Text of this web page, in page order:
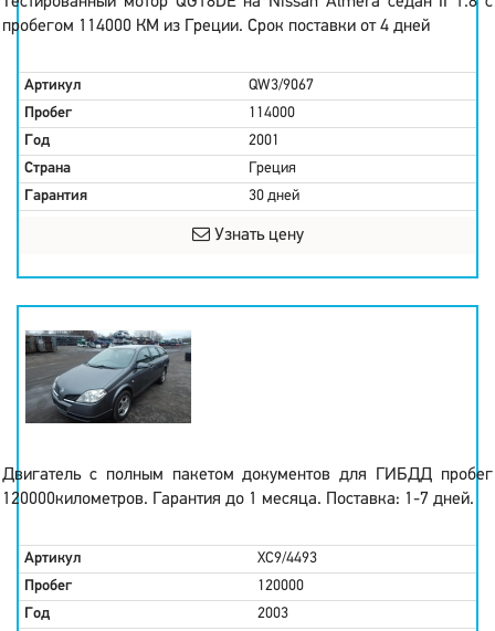
пробегом 114000 КМ из Греции. Срок поставки от 4 дней
Артикул
QW3/9067
Пробег
114000
Год
2001
Страна
Греция
Гарантия
30 дней
Узнать цену
Двигатель с полным пакетом документов для ГИБДД пробег
120000километров. Гарантия до 1 месяца. Поставка: 1-7 дней.
Артикул
XC9/4493
Пробег
120000
Год
2003